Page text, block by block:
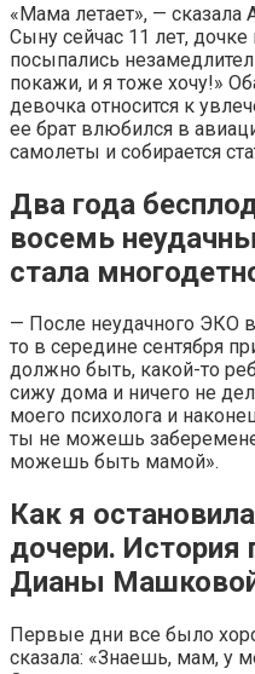
«Мама летает», — сказала
Сыну сейчас 11 лет,
посыпались
покажи, и я тоже хочу!»
девочка относится к
ее брат влюбился в
самолеты и собирается
Два года
восемь
стала
— После неудачного ЭКО в
то в середине сентября
должно быть, какой-то
сижу дома и ничего не
моего психолога и
ты не можешь
можешь быть мамой».
Как я
дочери.
Дианы
Первые дни все было
сказала: «Знаешь, мам, у